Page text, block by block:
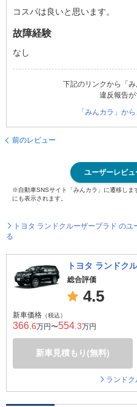
コスパは良いと思います。
故障経験
なし
下記のリンクから「み
違反報告が
「みんカラ」か
前のレビュー
ユーザーレビ
※自動車SNSサイト「みんカラ」に遷移しま
にも表示されます。
トヨタ ランドクルーザープラド の
る
トヨタ ランドク
総合評価
4.5
新車価格 （税込）
366 .6万円〜554 .3万円
新車見積もり(無料)
ランド